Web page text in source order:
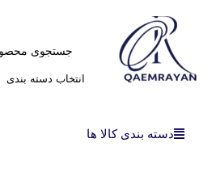
انتخاب دسته بندی
دسته بندی کالا ها